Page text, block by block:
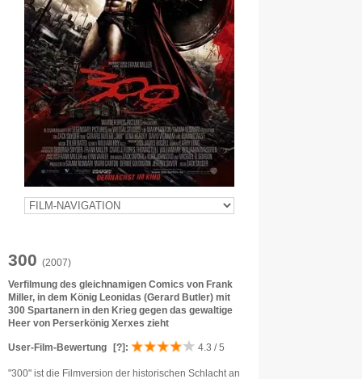
300 (2007)
Verfilmung des gleichnamigen Comics von Frank
Miller, in dem König Leonidas (Gerard Butler) mit
300 Spartanern in den Krieg gegen das gewaltige
Heer von Perserkönig Xerxes zieht
User-Film-Bewertung [?] : 4.3 / 5
"300" ist die Filmversion der historischen Schlacht an